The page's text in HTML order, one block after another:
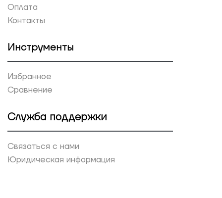
Оплата
Контакты
Инструменты
Избранное
Сравнение
Служба поддержки
Связаться с нами
Юридическая информация